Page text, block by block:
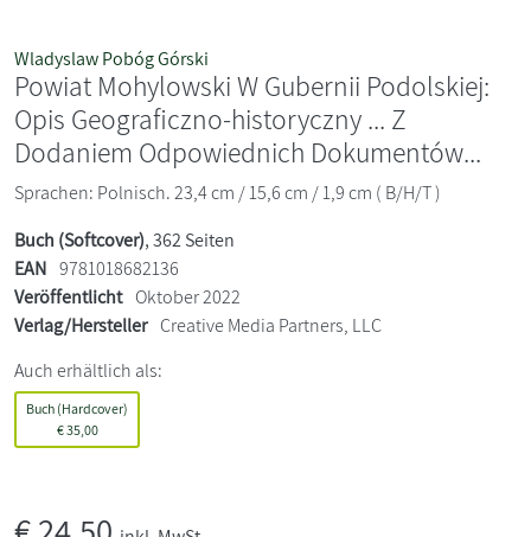
Wladyslaw Pobóg Górski
Powiat Mohylowski W Gubernii Podolskiej:
Opis Geograficzno-historyczny ... Z
Dodaniem Odpowiednich Dokumentów...
Sprachen: Polnisch. 23,4 cm / 15,6 cm / 1,9 cm ( B/H/T )
Buch (Softcover), 362 Seiten
EAN 9781018682136
Veröffentlicht Oktober 2022
Verlag/Hersteller Creative Media Partners, LLC
Auch erhältlich als:
Buch (Hardcover)
€35,00